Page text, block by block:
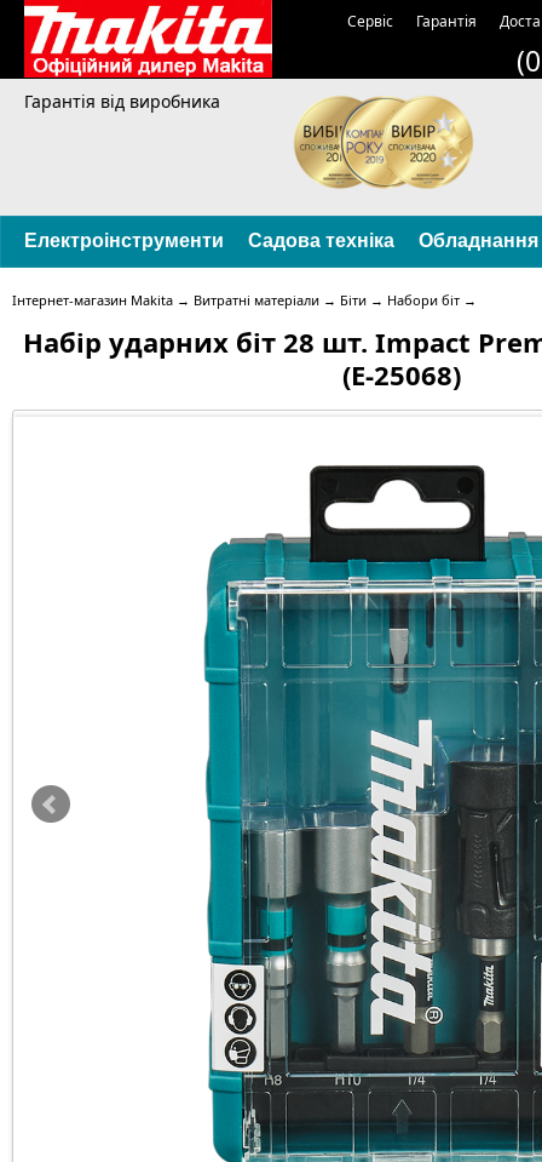
Сервіс Гарантія
Гарантія від виробника
Електроінструменти Садова техніка Обладнання
Інтернет-магазин Makita → Витратні матеріали → Біти → Набори біт →
Набір ударних біт 28 шт. Impact
(E-25068)